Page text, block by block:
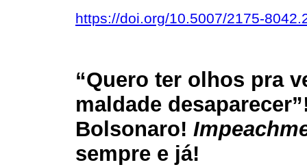
https://doi.org/10.5007/2175-
“Quero ter olhos pra
maldade
Bolsonaro!
sempre e já!